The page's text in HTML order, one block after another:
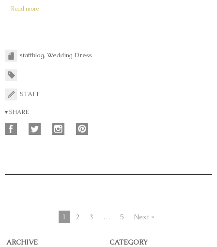
…Read more
staffblog, Wedding Dress
STAFF
▾ SHARE
1 2 3 … 5 Next »
ARCHIVE CATEGORY